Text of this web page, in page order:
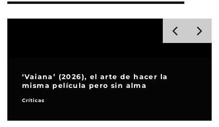
‘Vaiana’ (2026), el arte de hacer la
misma película pero sin alma
Críticas